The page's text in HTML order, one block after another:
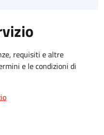
requisiti e altre
e le condizioni di